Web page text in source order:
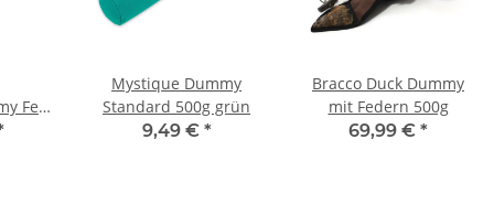
Fell
Mystique Dummy
Standard 500g grün
9,49 € *
Bracco Duck Dummy
mit Federn 500g
69,99 € *